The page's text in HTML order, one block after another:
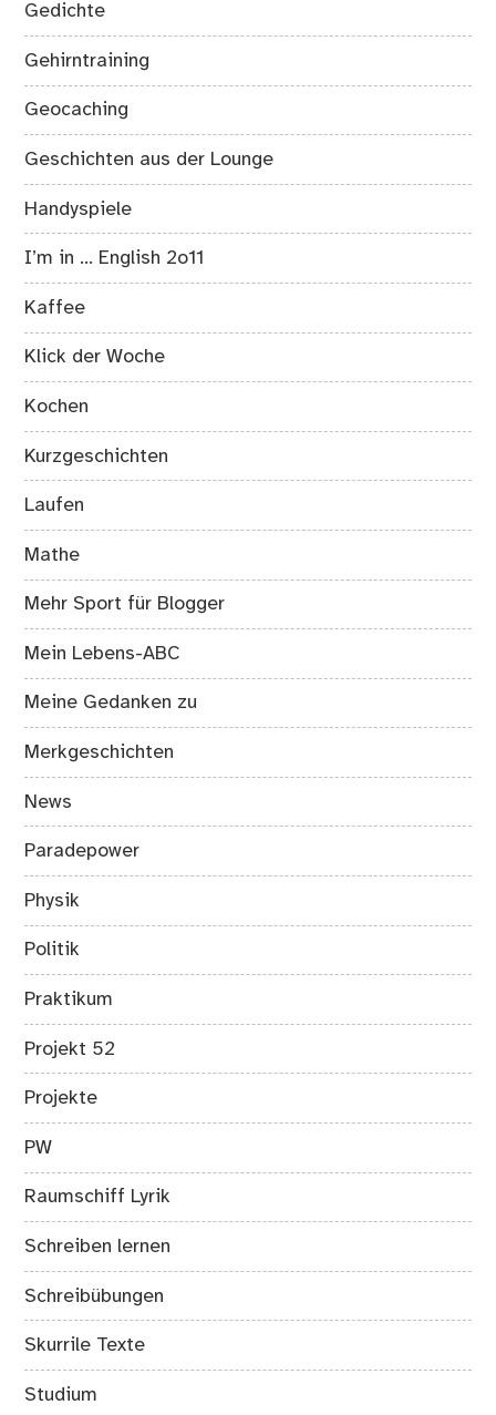
Gedichte
Gehirntraining
Geocaching
Geschichten aus der Lounge
Handyspiele
I’m in … English 2o11
Kaffee
Klick der Woche
Kochen
Kurzgeschichten
Laufen
Mathe
Mehr Sport für Blogger
Mein Lebens-ABC
Meine Gedanken zu
Merkgeschichten
News
Paradepower
Physik
Politik
Praktikum
Projekt 52
Projekte
PW
Raumschiff Lyrik
Schreiben lernen
Schreibübungen
Skurrile Texte
Studium